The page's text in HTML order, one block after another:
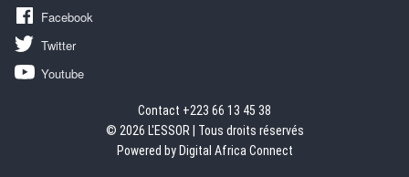
Facebook
Twitter
Youtube
Contact +223 66 13 45 38
© 2026 L'ESSOR | Tous droits réservés
Powered by Digital Africa Connect